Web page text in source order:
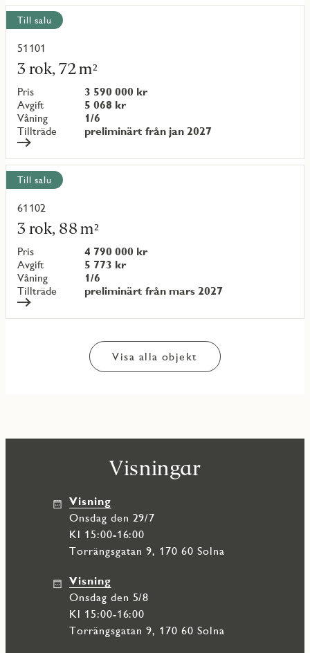
Till salu
51101
3 rok, 72 m²
Pris
3 590 000 kr
Avgift
5 068 kr
Våning
1/6
Tillträde
preliminärt från jan 2027
Läs
mer
om
objekt
{objectNumber}
Till salu
61102
3 rok, 88 m²
Pris
4 790 000 kr
Avgift
5 773 kr
Våning
1/6
Tillträde
preliminärt från mars 2027
Läs
mer
om
objekt
{objectNumber}
Visa alla objekt
Visningar
Visning
onsdag den 29/7
Kl 15:00-16:00
Torrängsgatan 9, 170 60 Solna
Visning
onsdag den 5/8
Kl 15:00-16:00
Torrängsgatan 9, 170 60 Solna